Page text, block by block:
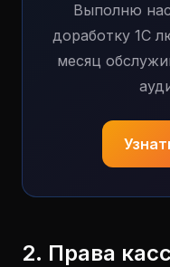
Выполню
доработку 1С
месяц
2. Права